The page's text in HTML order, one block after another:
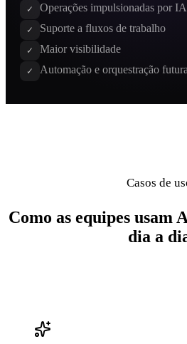
✓ Operações impulsionadas por IA
✓ Suporte a fluxos de trabalho
✓ Maior visibilidade
✓ Automação e orquestração
Casos de
Como as equipes usam
dia a